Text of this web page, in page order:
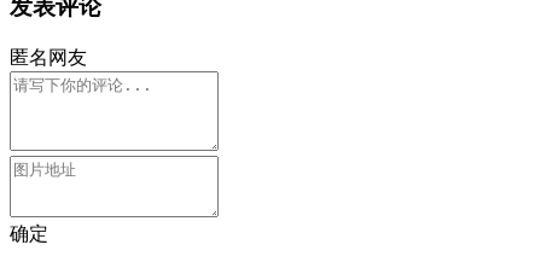
发表评论
匿名网友
确定